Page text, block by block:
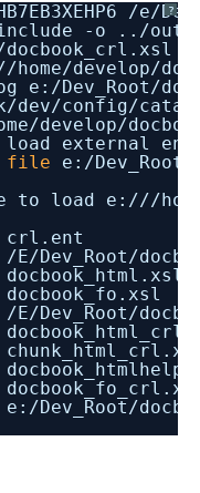
?
/e/
-o .. /
.xsl
home/develop/
e: /Dev_Root/
dev/config/
develop/
load external
file e: /
to load e: ///
crl.ent
/E/Dev_Root/
/E/Dev_Root/
e: /Dev_Root/